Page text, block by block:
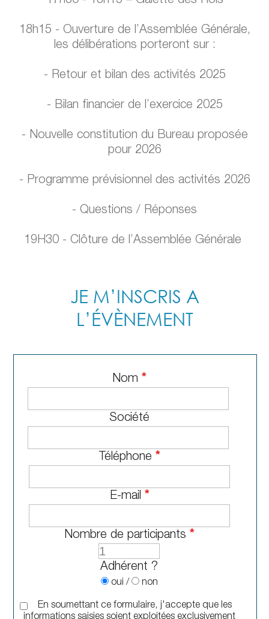
18h15 - Ouverture de l’Assemblée Générale,
les délibérations porteront sur :
- Retour et bilan des activités 2025
- Bilan financier de l’exercice 2025
- Nouvelle constitution du Bureau proposée
pour 2026
- Programme prévisionnel des activités 2026
- Questions / Réponses
19H30 - Clôture de l’Assemblée Générale
JE M’INSCRIS A
L’ÉVÈNEMENT
Nom *
Société
Téléphone *
E-mail *
Nombre de participants *
Adhérent ?
oui / non
En soumettant ce formulaire, j'accepte que les